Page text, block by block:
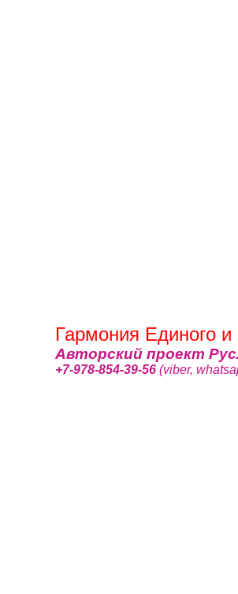
Гармония Единого
Авторский проект
+7-978-854-39-56 (viber,